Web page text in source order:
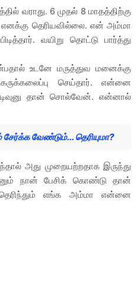
வராது. 6 முதல் 8 மாதத்திற்கு
தெரியவில்லை. என் அம்மா
வயிறு தொட்டு பார்த்து
உடனே மருத்துவ மனைக்கு
செய்தார். என்னை
தான் சொல்வேன். என்னால்
வேண்டும்... தெரியுமா?
அது முறையற்றதாக இருந்து
நான் பேசிக் கொண்டு தான்
எங்க அம்மா என்னை